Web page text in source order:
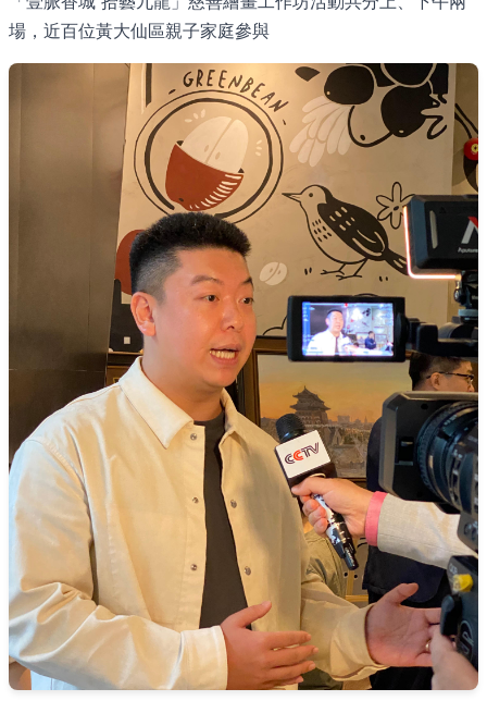
場，近百位黃大仙區親子家庭參與